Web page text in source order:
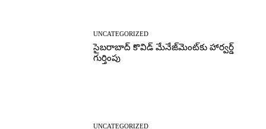
UNCATEGORIZED
సైబరాబాద్‌ కొవిడ్‌ మేనేజ్‌మెంట్‌కు హార్వర్డ్‌
గుర్తింపు
UNCATEGORIZED